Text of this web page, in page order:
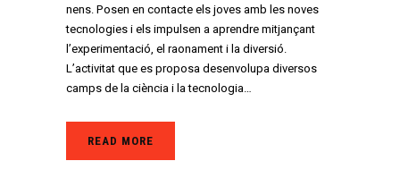
nens. Posen en contacte els joves amb les noves
tecnologies i els impulsen a aprendre mitjançant
l’experimentació, el raonament i la diversió.
L’activitat que es proposa desenvolupa diversos
camps de la ciència i la tecnologia…
READ MORE